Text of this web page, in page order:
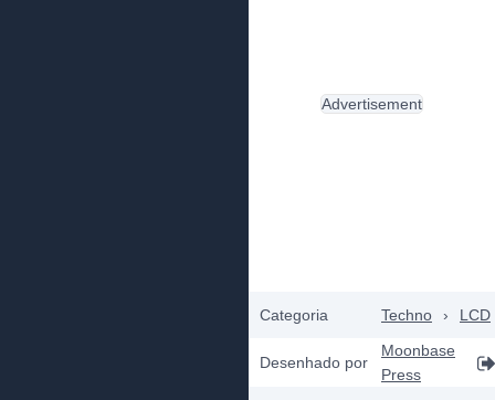
Categoria Techno › LCD
Desenhado por
Moonbase
Press
Advertisement